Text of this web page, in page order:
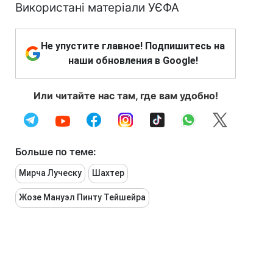
Використані матеріали УЄФА
Не упустите главное! Подпишитесь на
наши обновления в Google!
Или читайте нас там, где вам удобно!
Больше по теме:
Мирча Луческу Шахтер
Жозе Мануэл Пинту Тейшейра